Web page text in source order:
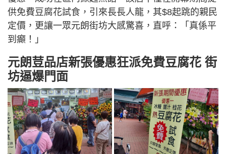
供免費豆腐花試食，引來長長人龍，其$8起跳的親民
定價，更讓一眾元朗街坊大感驚喜，直呼：「真係平
到癲！」
元朗荳品店新張優惠狂派免費豆腐花 街
坊逼爆門面